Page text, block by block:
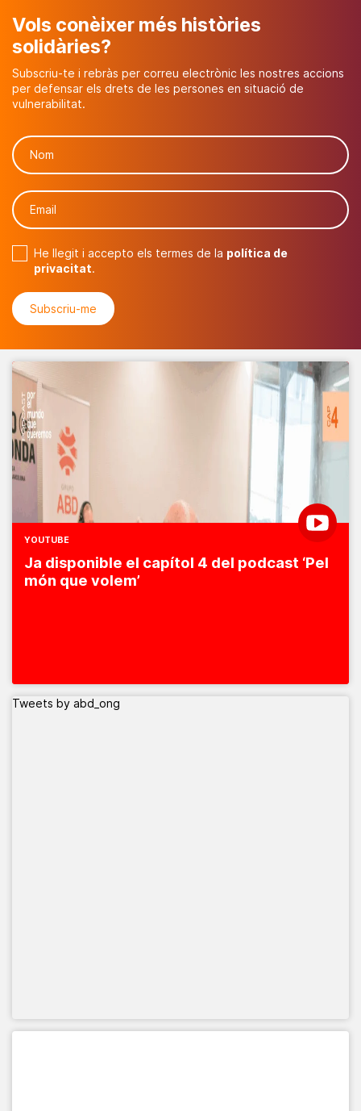
Vols conèixer més històries
solidàries?
Subscriu-te i rebràs per correu electrònic les nostres accions
per defensar els drets de les persones en situació de
vulnerabilitat.
He llegit i accepto els termes de la política de
privacitat.
YOUTUBE
Ja disponible el capítol 4 del podcast ‘Pel
món que volem’
Tweets by abd_ong